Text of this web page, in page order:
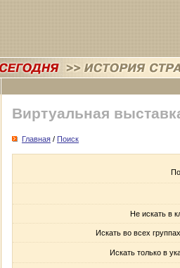
Виртуальная
Главная / Поиск
Не искать в
Искать во всех
Искать только в